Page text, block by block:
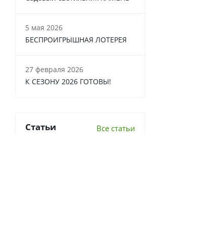
5 мая 2026
БЕСПРОИГРЫШНАЯ ЛОТЕРЕЯ
27 февраля 2026
К СЕЗОНУ 2026 ГОТОВЫ!
Статьи Все статьи